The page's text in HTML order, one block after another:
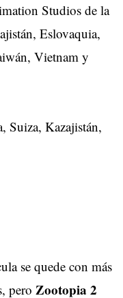
Studios de la
Eslovaquia,
Vietnam y
Suiza, Kazajistán,
se quede con más
pero Zootopia 2